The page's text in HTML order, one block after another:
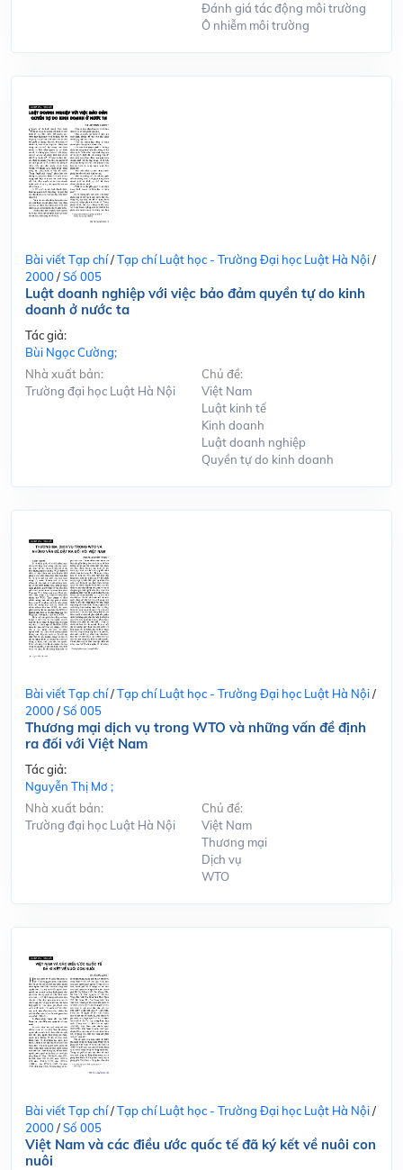
Đánh giá tác động môi trường
Ô nhiễm môi trường
Bài viết Tạp chí/Tạp chí Luật học - Trường Đại học Luật Hà Nội/
2000/Số 005
Luật doanh nghiệp với việc bảo đảm quyền tự do kinh
doanh ở nước ta
Tác giả:
Bùi Ngọc Cường;
Nhà xuất bản:
Trường đại học Luật Hà Nội
Chủ đề:
Việt Nam
Luật kinh tế
Kinh doanh
Luật doanh nghiệp
Quyền tự do kinh doanh
Bài viết Tạp chí/Tạp chí Luật học - Trường Đại học Luật Hà Nội/
2000/Số 005
Thương mại dịch vụ trong WTO và những vấn đề định
ra đối với Việt Nam
Tác giả:
Nguyễn Thị Mơ ;
Nhà xuất bản:
Trường đại học Luật Hà Nội
Chủ đề:
Việt Nam
Thương mại
Dịch vụ
WTO
Bài viết Tạp chí/Tạp chí Luật học - Trường Đại học Luật Hà Nội/
2000/Số 005
Việt Nam và các điều ước quốc tế đã ký kết về nuôi con
nuôi